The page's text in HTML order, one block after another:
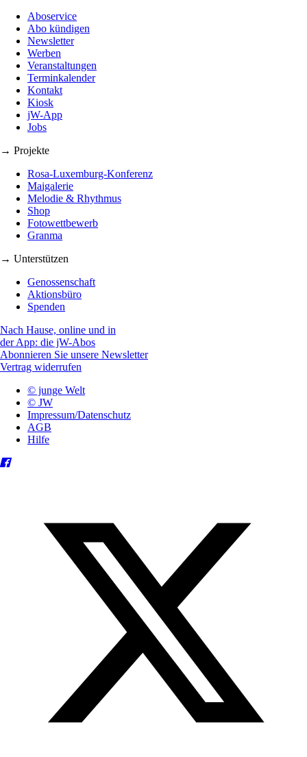
Aboservice
Abo kündigen
Newsletter
Werben
Veranstaltungen
Terminkalender
Kontakt
Kiosk
jW-App
Jobs
→ Projekte
Rosa-Luxemburg-Konferenz
Maigalerie
Melodie & Rhythmus
Shop
Fotowettbewerb
Granma
→ Unterstützen
Genossenschaft
Aktionsbüro
Spenden
Nach Hause, online und in
der App: die jW-Abos
Abonnieren Sie unsere Newsletter
Vertrag widerrufen
© junge Welt
© JW
Impressum/Datenschutz
AGB
Hilfe